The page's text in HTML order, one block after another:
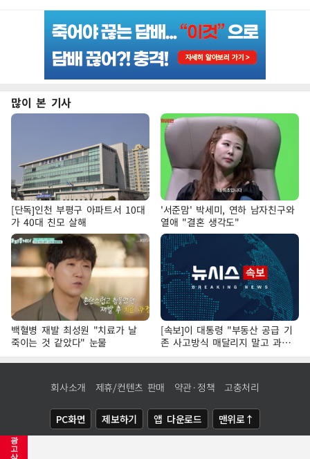
광
고
삭
많이 본 기사
[단독]인천 부평구 아파트서 10대
가 40대 친모 살해
'서준맘' 박세미, 연하 남자친구와
열애 "결혼 생각도"
백혈병 재발 최성원 "치료가 날
죽이는 것 같았다" 눈물
[속보]이 대통령 "부동산 공급 기
존 사고방식 매달리지 말고 과감
히 실천"
회사소개 제휴/컨텐츠 판매 약관·정책 고충처리
PC화면 제보하기 앱 다운로드 맨위로↑